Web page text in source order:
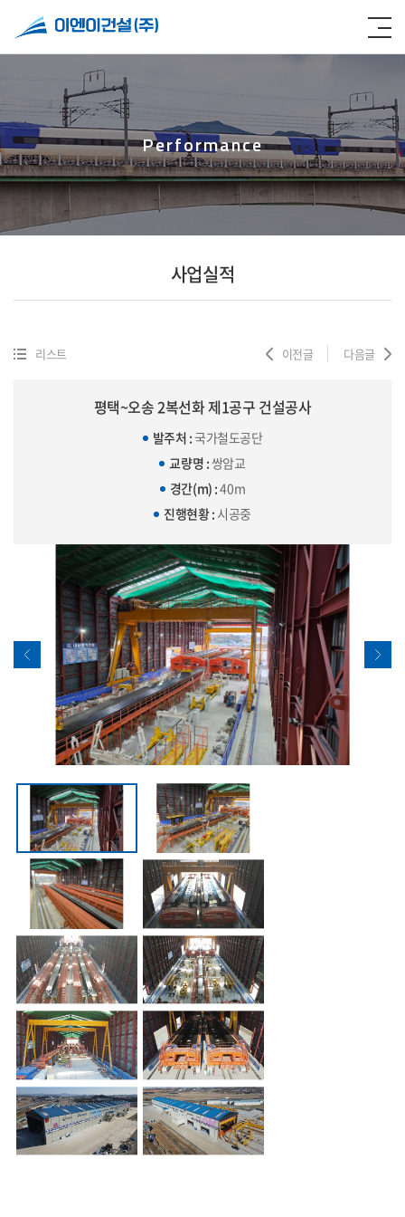
Performance
사업실적
리스트 이전글 다음글
평택~오송 2복선화 제1공구 건설공사
발주처 :국가철도공단
교량명 : 쌍암교
경간(m) :40m
진행현황 : 시공중